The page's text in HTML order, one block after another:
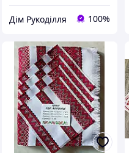
Дім Рукоділля 100%